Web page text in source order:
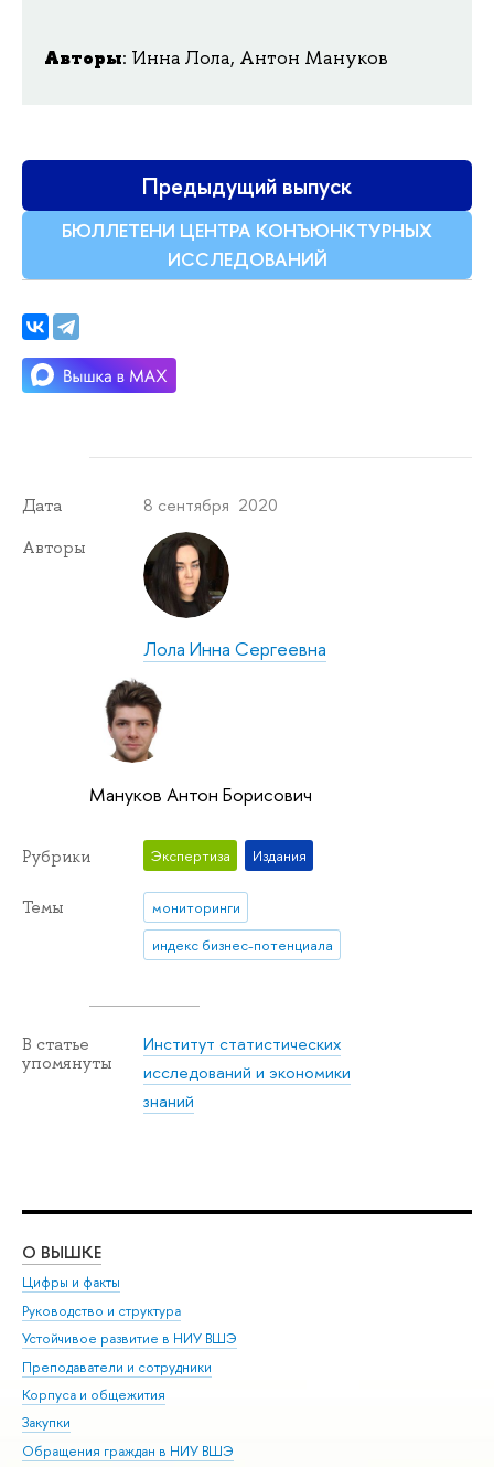
Авторы: Инна Лола, Антон Мануков
Предыдущий выпуск
БЮЛЛЕТЕНИ ЦЕНТРА КОНЪЮНКТУРНЫХ
ИССЛЕДОВАНИЙ
Дата 8 сентября 2020
Авторы
Лола Инна Сергеевна
Мануков Антон Борисович
Рубрики Экспертиза Издания
Темы
мониторинги
индекс бизнес-потенциала
В статье
упомянуты
Институт статистических
исследований и экономики
знаний
О ВЫШКЕ
Цифры и факты
Руководство и структура
Устойчивое развитие в НИУ ВШЭ
Преподаватели и сотрудники
Корпуса и общежития
Закупки
Обращения граждан в НИУ ВШЭ